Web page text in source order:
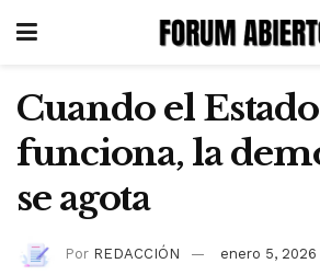
Cuando el
funciona, la
se agota
Por REDACCIÓN enero 5, 2026